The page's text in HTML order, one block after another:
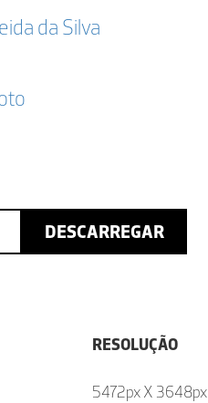
da Silva
DESCARREGAR
RESOLUÇÃO
5472px X 3648px